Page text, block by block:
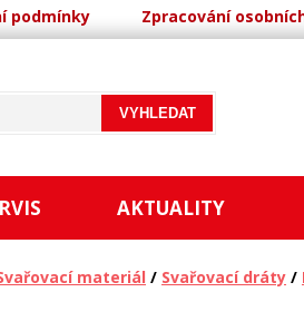
podmínky Zpracování
AKTUALITY
materiál / Svařovací dráty /